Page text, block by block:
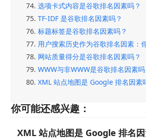
74. 选项卡式内容是谷歌排名因素吗？
75. TF-IDF 是谷歌排名因素吗？
76. 标题标签是谷歌排名因素吗？
77. 用户搜索历史作为谷歌排名因素：
78. 网站质量得分是谷歌排名因素吗？
79. WWW与非WWW是谷歌排名因素吗
80. XML 站点地图是 Google 排名因素
你可能还感兴趣：
XML 站点地图是 Google 排名因